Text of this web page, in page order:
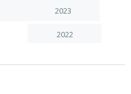
2023
2022